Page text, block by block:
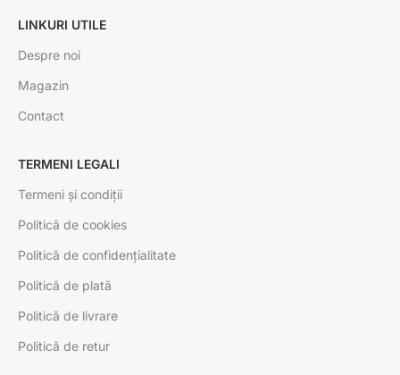
LINKURI UTILE
Despre noi
Magazin
Contact
TERMENI LEGALI
Termeni și condiții
Politică de cookies
Politică de confidențialitate
Politică de plată
Politică de livrare
Politică de retur